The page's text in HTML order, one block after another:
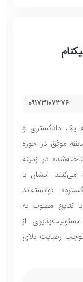
09173107376
یک دادگستری و
با ۱۵ سال سابقه موفق در حوزه
در زمینه
می‌کنند. ایشان با
توانسته‌اند
نتایج مطلوب به
از
رضایت بالای